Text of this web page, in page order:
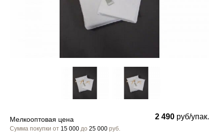
Мелкооптовая цена
Сумма покупки от 15 000 до 25 000 руб.
2 490 руб/упак.